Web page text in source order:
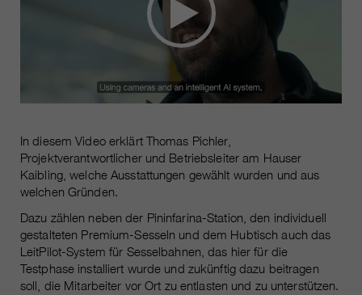
In diesem Video erklärt Thomas Pichler,
Projektverantwortlicher und Betriebsleiter am Hauser
Kaibling, welche Ausstattungen gewählt wurden und aus
welchen Gründen.
Dazu zählen neben der Pininfarina-Station, den individuell
gestalteten Premium-Sesseln und dem Hubtisch auch das
LeitPilot-System für Sesselbahnen, das hier für die
Testphase installiert wurde und zukünftig dazu beitragen
soll, die Mitarbeiter vor Ort zu entlasten und zu unterstützen.